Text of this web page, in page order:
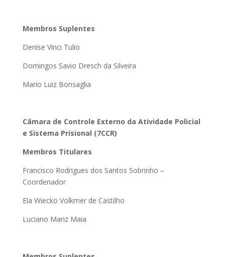
Membros Suplentes
Denise Vinci Tulio
Domingos Savio Dresch da Silveira
Mario Luiz Bonsaglia
Câmara de Controle Externo da Atividade Policial
e Sistema Prisional (7CCR)
Membros Titulares
Francisco Rodrigues dos Santos Sobrinho –
Coordenador
Ela Wiecko Volkmer de Castilho
Luciano Mariz Maia